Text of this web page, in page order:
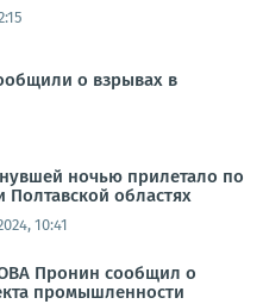
о взрывах в
ночью прилетало по
Полтавской областях
10:41
Пронин сообщил о
промышленности